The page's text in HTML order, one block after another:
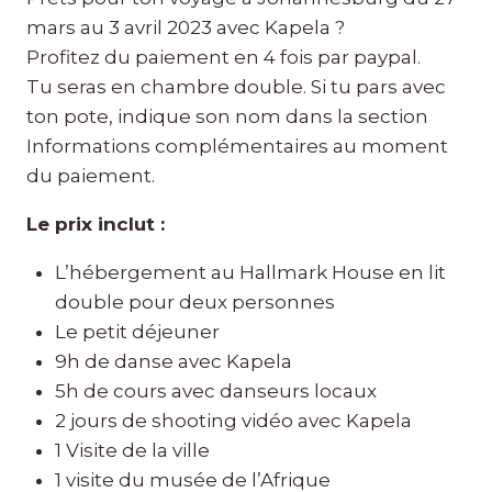
332.00.
160.00.
mars au 3 avril 2023 avec Kapela ?
Profitez du paiement en 4 fois par paypal.
Tu seras en chambre double. Si tu pars avec
ton pote, indique son nom dans la section
Informations complémentaires au moment
du paiement.
Le prix inclut :
L’hébergement au Hallmark House en lit
double pour deux personnes
Le petit déjeuner
9h de danse avec Kapela
5h de cours avec danseurs locaux
2 jours de shooting vidéo avec Kapela
1 Visite de la ville
1 visite du musée de l’Afrique